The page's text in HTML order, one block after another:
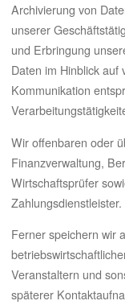
Archivierung von
unserer
und Erbringung
Daten im Hinblick
Kommunikation
Wir offenbaren oder
Finanzverwaltung,
Wirtschaftsprüfer
Zahlungsdienstleister.
Ferner speichern wir
Veranstaltern und
späterer